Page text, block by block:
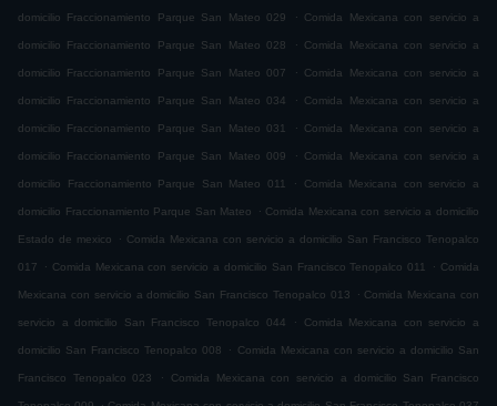
domicilio Fraccionamiento Parque San Mateo 029 . Comida Mexicana con servicio a
domicilio Fraccionamiento Parque San Mateo 028 . Comida Mexicana con servicio a
domicilio Fraccionamiento Parque San Mateo 007 . Comida Mexicana con servicio a
domicilio Fraccionamiento Parque San Mateo 034 . Comida Mexicana con servicio a
domicilio Fraccionamiento Parque San Mateo 031 . Comida Mexicana con servicio a
domicilio Fraccionamiento Parque San Mateo 009 . Comida Mexicana con servicio a
domicilio Fraccionamiento Parque San Mateo 011 . Comida Mexicana con servicio a
domicilio Fraccionamiento Parque San Mateo . Comida Mexicana con servicio a domicilio
Estado de mexico . Comida Mexicana con servicio a domicilio San Francisco Tenopalco
017 . Comida Mexicana con servicio a domicilio San Francisco Tenopalco 011 . Comida
Mexicana con servicio a domicilio San Francisco Tenopalco 013 . Comida Mexicana con
servicio a domicilio San Francisco Tenopalco 044 . Comida Mexicana con servicio a
domicilio San Francisco Tenopalco 008 . Comida Mexicana con servicio a domicilio San
Francisco Tenopalco 023 . Comida Mexicana con servicio a domicilio San Francisco
.